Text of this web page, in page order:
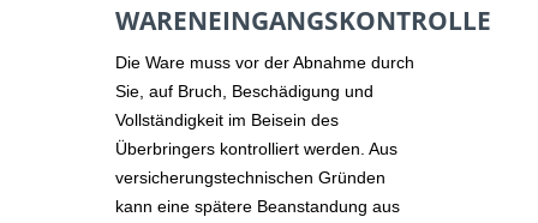
WARENEINGANGSKONTROLLE
Die Ware muss vor der Abnahme durch
Sie, auf Bruch, Beschädigung und
Vollständigkeit im Beisein des
Überbringers kontrolliert werden. Aus
versicherungstechnischen Gründen
kann eine spätere Beanstandung aus